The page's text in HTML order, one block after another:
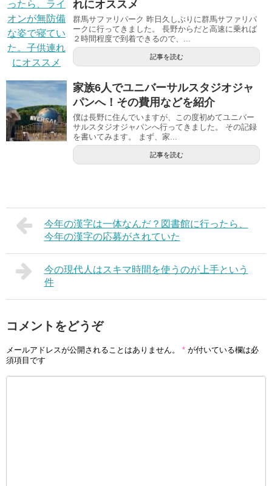
れにオススメ
群馬サファリパーク 昨日久しぶりに群馬サファリパ
ークに行ってきました。 長野からだと高速に乗れば
２時間程度で到着できるので、...
記事を読む
家族6人でユニバーサルスタジオジャ
パンへ！その費用などを紹介
僕は長野に住んでいますが、この度初めてユニバー
サルスタジオジャパンへ行ってきました。 その記録
を書いてみます。 まず、家...
記事を読む
今年の漢字は一体なんだ？図書館に行ったら、
今年の漢字の応募がされていた
今の現代人はスキマ時間を使うのが上手という
件
コメントをどうぞ
メールアドレスが公開されることはありません。 * が付いている欄は必
須項目です